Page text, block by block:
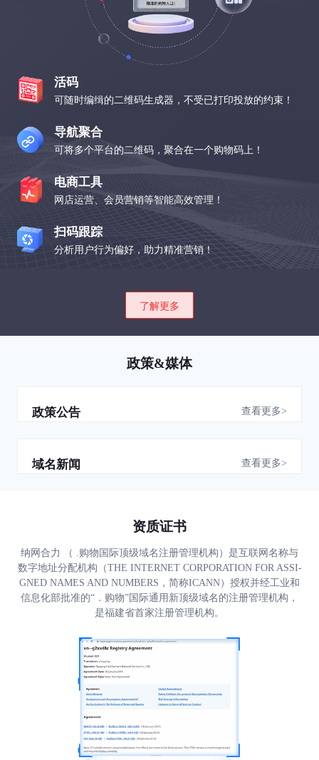
活码
可随时编缉的二维码生成器，不受已打印投放的约束！
导航聚合
可将多个平台的二维码，聚合在一个购物码上！
电商工具
网店运营、会员营销等智能高效管理！
扫码跟踪
分析用户行为偏好，助力精准营销！
了解更多
政策&媒体
政策公告 查看更多>
域名新闻 查看更多>
资质证书
纳网合力 （ .购物国际顶级域名注册管理机构）是互联网名称与
数字地址分配机构（THE INTERNET CORPORATION FOR ASSI-
GNED NAMES AND NUMBERS，简称ICANN）授权并经工业和
信息化部批准的“．购物”国际通用新顶级域名的注册管理机构，
是福建省首家注册管理机构。